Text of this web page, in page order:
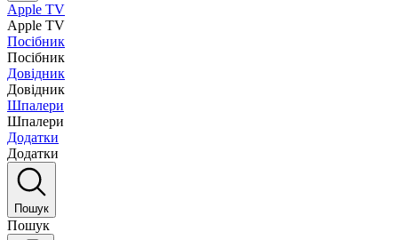
Apple TV
Apple TV
Посібник
Посібник
Довідник
Довідник
Шпалери
Шпалери
Додатки
Додатки
Пошук
Пошук